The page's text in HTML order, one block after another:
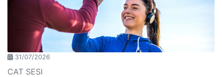
31/07/2026
CAT SESI